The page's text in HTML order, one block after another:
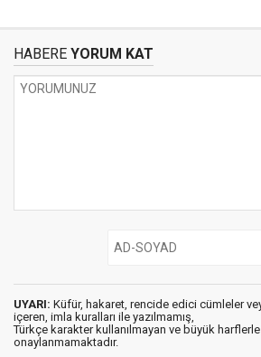
HABERE YORUM KAT
UYARI: Küfür, hakaret, rencide edici cümleler
içeren, imla kuralları ile yazılmamış,
Türkçe karakter kullanılmayan ve büyük harflerle
onaylanmamaktadır.